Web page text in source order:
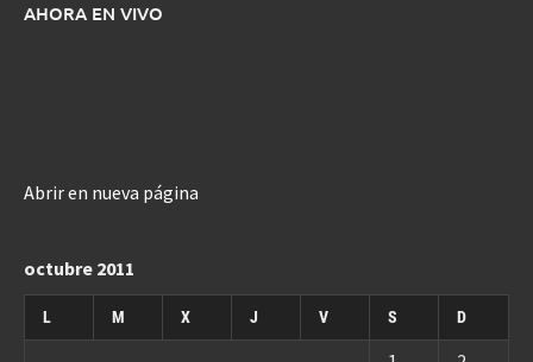
AHORA EN VIVO
Abrir en nueva página
octubre 2011
L M X J V S D